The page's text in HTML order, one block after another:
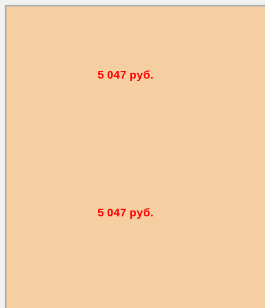
5 047 руб.
5 047 руб.